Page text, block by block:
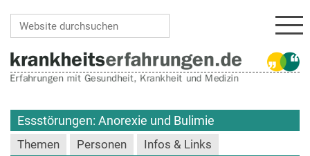
Essstörungen: Anorexie und Bulimie
Themen Personen Infos & Links